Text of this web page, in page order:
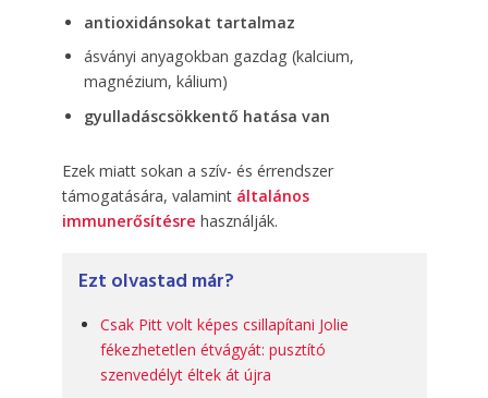
antioxidánsokat tartalmaz
ásványi anyagokban gazdag (kalcium,
magnézium, kálium)
gyulladáscsökkentő hatása van
Ezek miatt sokan a szív- és érrendszer
támogatására, valamint általános
immunerősítésre használják.
Ezt olvastad már?
Csak Pitt volt képes csillapítani Jolie
fékezhetetlen étvágyát: pusztító
szenvedélyt éltek át újra